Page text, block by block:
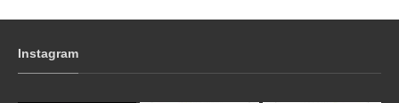
Instagram